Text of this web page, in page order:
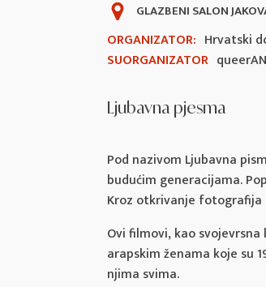
ORGANIZATOR: Hrvatski
SUORGANIZATOR
GLAZBENI SALON
Ljubavna pjesma
Pod nazivom Ljubavna
budućim generacijama.
Kroz otkrivanje fotografija
Ovi filmovi, kao
arapskim ženama koje su
njima svima.